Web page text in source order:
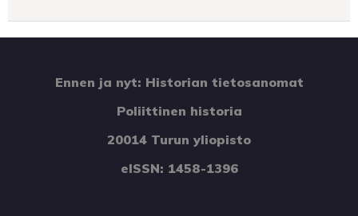
Ennen ja nyt: Historian tietosanomat
Poliittinen historia
20014 Turun yliopisto
eISSN: 1458-1396